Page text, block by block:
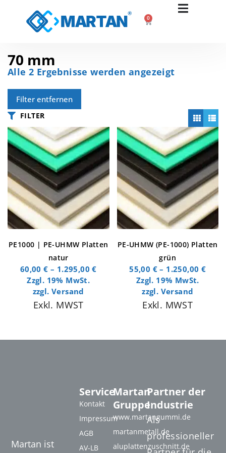
0
70 mm
Alle 2 Ergebnisse werden angezeigt
Filter entfernen
FILTER
PE1000 | PE-UHMW Platten
natur
60,00€ – 1.295,00€
Zzgl. 19% MwSt.
zzgl.Versand
Exkl. MWST
PE-UHMW (PE-1000) Platten
grün
55,00 € – 1.250,00 €
Zzgl. 19% MwSt.
zzgl. Versand
Exkl. MWST
Martan ist
Martan
Gruppe
www.martangummi.de
martanmetall.de
aluplattenzuschnitt.de
Service
Kontakt
Impressum
AGB
AV-LB
Partner der
Industrie
Als
professioneller